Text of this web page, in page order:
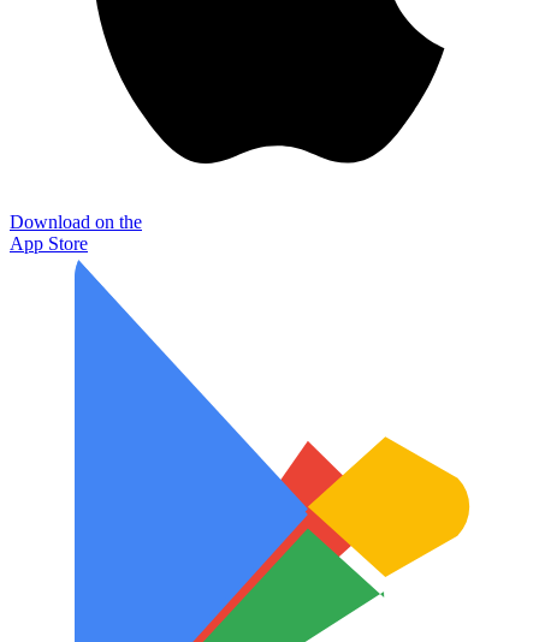
Download on the
App Store